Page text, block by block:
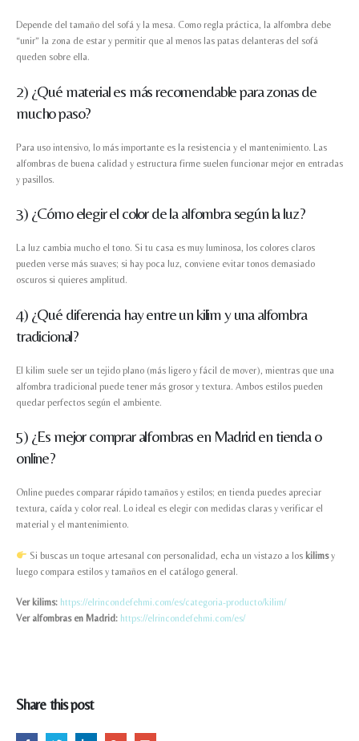
Depende del tamaño del sofá y la mesa. Como regla práctica, la alfombra debe
“unir” la zona de estar y permitir que al menos las patas delanteras del sofá
queden sobre ella.
2) ¿Qué material es más recomendable para zonas de
mucho paso?
Para uso intensivo, lo más importante es la resistencia y el mantenimiento. Las
alfombras de buena calidad y estructura firme suelen funcionar mejor en entradas
y pasillos.
3) ¿Cómo elegir el color de la alfombra según la luz?
La luz cambia mucho el tono. Si tu casa es muy luminosa, los colores claros
pueden verse más suaves; si hay poca luz, conviene evitar tonos demasiado
oscuros si quieres amplitud.
4) ¿Qué diferencia hay entre un kilim y una alfombra
tradicional?
El kilim suele ser un tejido plano (más ligero y fácil de mover), mientras que una
alfombra tradicional puede tener más grosor y textura. Ambos estilos pueden
quedar perfectos según el ambiente.
5) ¿Es mejor comprar alfombras en Madrid en tienda o
online?
Online puedes comparar rápido tamaños y estilos; en tienda puedes apreciar
textura, caída y color real. Lo ideal es elegir con medidas claras y verificar el
material y el mantenimiento.
Si buscas un toque artesanal con personalidad, echa un vistazo a los kilimsy
luego compara estilos y tamaños en el catálogo general.
Ver kilims: https://elrincondefehmi.com/es/categoria-producto/kilim/
Ver alfombras en Madrid: https://elrincondefehmi.com/es/
Share this post